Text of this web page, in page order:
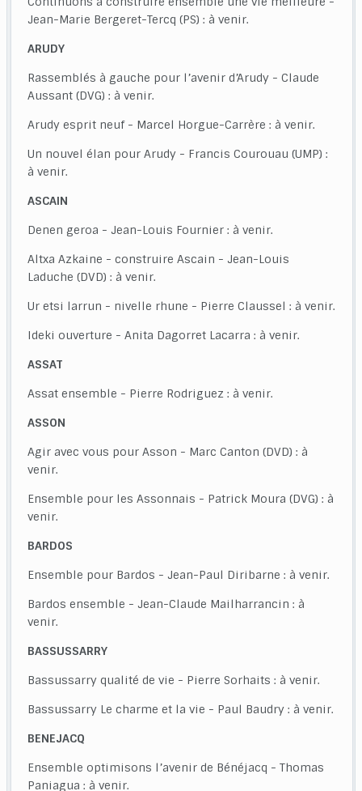
Jean-Marie Bergeret-Tercq (PS) : à venir.
ARUDY
Rassemblés à gauche pour l’avenir d’Arudy - Claude
Aussant (DVG) : à venir.
Arudy esprit neuf - Marcel Horgue-Carrère : à venir.
Un nouvel élan pour Arudy - Francis Courouau (UMP) :
à venir.
ASCAIN
Denen geroa - Jean-Louis Fournier : à venir.
Altxa Azkaine - construire Ascain - Jean-Louis
Laduche (DVD) : à venir.
Ur etsi larrun - nivelle rhune - Pierre Claussel : à venir.
Ideki ouverture - Anita Dagorret Lacarra : à venir.
ASSAT
Assat ensemble - Pierre Rodriguez : à venir.
ASSON
Agir avec vous pour Asson - Marc Canton (DVD) : à
venir.
Ensemble pour les Assonnais - Patrick Moura (DVG) : à
venir.
BARDOS
Ensemble pour Bardos - Jean-Paul Diribarne : à venir.
Bardos ensemble - Jean-Claude Mailharrancin : à
venir.
BASSUSSARRY
Bassussarry qualité de vie - Pierre Sorhaits : à venir.
Bassussarry Le charme et la vie - Paul Baudry : à venir.
BENEJACQ
Ensemble optimisons l’avenir de Bénéjacq - Thomas
Paniagua : à venir.